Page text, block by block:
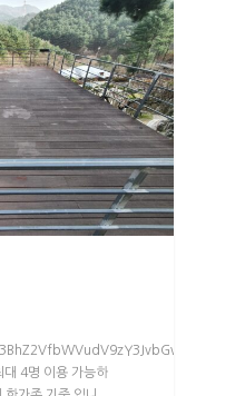
4명 이용 가능하